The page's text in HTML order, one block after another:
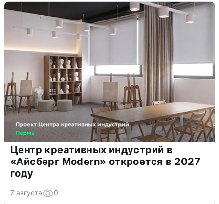
Центр креативных индустрий в
«Айсберг Modern» откроется в 2027
году
7 августа 0